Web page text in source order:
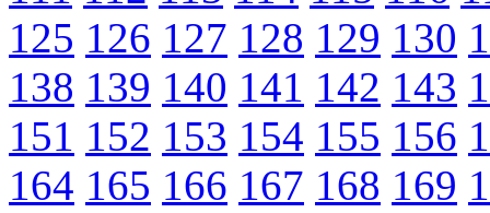
125 126 127 128 129 130
138 139 140 141 142 143
151 152 153 154 155 156
164 165 166 167 168 169